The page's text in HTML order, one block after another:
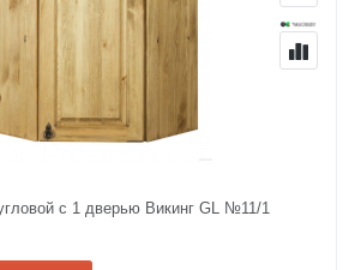
с 1 дверью Викинг GL №11/1